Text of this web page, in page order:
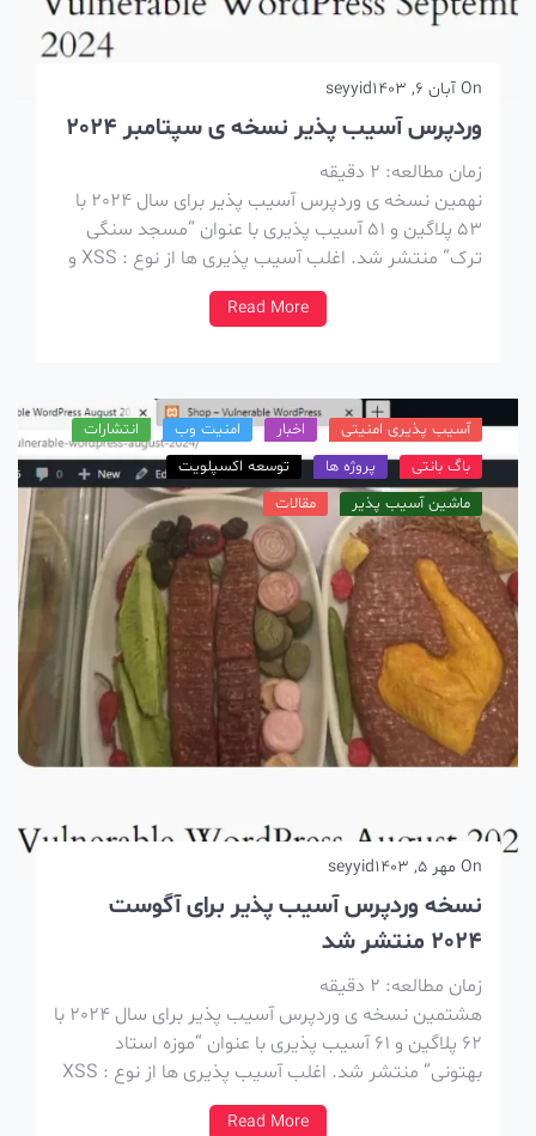
آبان 6, 1403 seyyid
وردپرس آسیب پذیر نسخه ی سپتامبر 2024
زمان مطالعه:2دقیقه
نهمین نسخه ی وردپرس آسیب پذیر برای سال 2024 با
53 پلاگین و 51 آسیب پذیری با عنوان “مسجد سنگی
ترک“ منتشر شد. اغلب آسیب پذیری ها از نوع : XSS و
LFI و SQL injection هستن. نکات کلی این نسخه ها ،
آسیب پذیر هستن و در نتیجه […]
Read More
آسیب پذیری امنیتی اخبار امنیت وب
انتشارات
باگ بانتی
پروژه ها
توسعه اکسپلویت
ماشین آسیب پذیر
مقالات
مهر 5, 1403 seyyid
نسخه وردپرس آسیب پذیر برای آگوست
2024 منتشر شد
زمان مطالعه:2دقیقه
هشتمین نسخه ی وردپرس آسیب پذیر برای سال 2024 با
62 پلاگین و 61 آسیب پذیری با عنوان “موزه استاد
بهتونی“ منتشر شد. اغلب آسیب پذیری ها از نوع : XSS
و LFI و SQL injection هستن. نکات کلی این نسخه ها
، آسیب پذیر هستن و در نتیجه […]
Read More